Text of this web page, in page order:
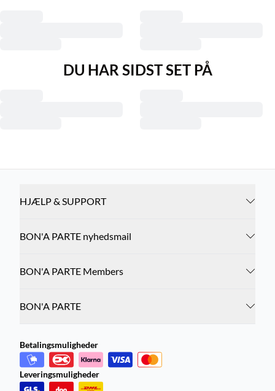
DU HAR SIDST SET PÅ
HJÆLP & SUPPORT
BON'A PARTE nyhedsmail
BON'A PARTE Members
BON'A PARTE
Betalingsmuligheder
Leveringsmuligheder